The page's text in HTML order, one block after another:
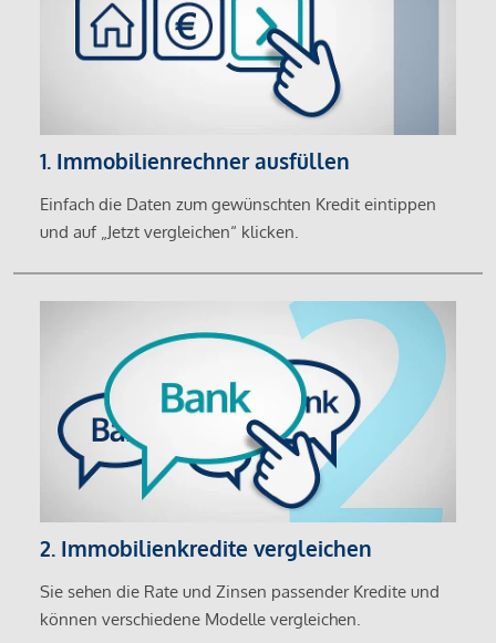
1. Immobilienrechner ausfüllen
Einfach die Daten zum gewünschten Kredit eintippen
und auf „Jetzt vergleichen“ klicken.
2. Immobilienkredite vergleichen
Sie sehen die Rate und Zinsen passender Kredite und
können verschiedene Modelle vergleichen.